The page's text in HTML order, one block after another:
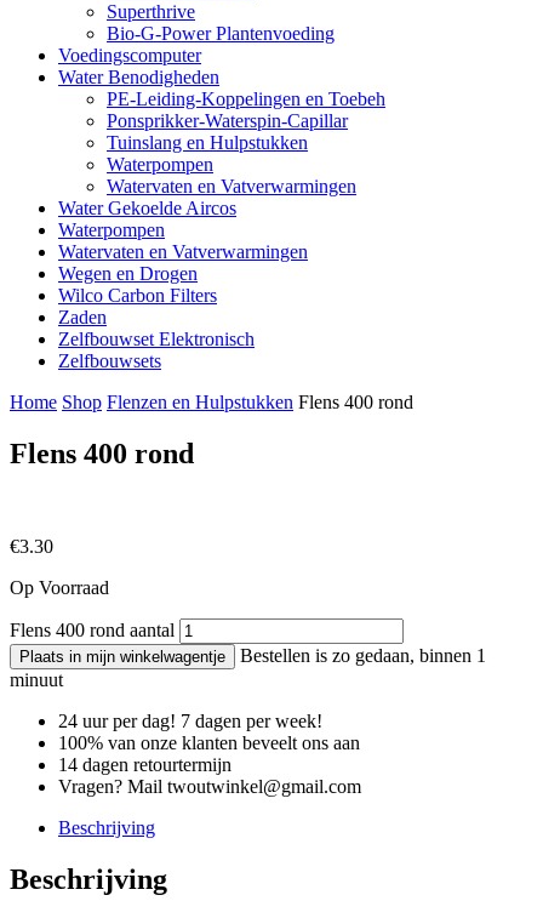
Superthrive
Bio-G-Power Plantenvoeding
Voedingscomputer
Water Benodigheden
PE-Leiding-Koppelingen en Toebeh
Ponsprikker-Waterspin-Capillar
Tuinslang en Hulpstukken
Waterpompen
Watervaten en Vatverwarmingen
Water Gekoelde Aircos
Waterpompen
Watervaten en Vatverwarmingen
Wegen en Drogen
Wilco Carbon Filters
Zaden
Zelfbouwset Elektronisch
Zelfbouwsets
Home Shop Flenzen en Hulpstukken Flens 400 rond
Flens 400 rond
€3.30
Op Voorraad
Flens 400 rond aantal
Plaats in mijn winkelwagentje
Bestellen is zo gedaan, binnen 1
minuut
24 uur per dag! 7 dagen per week!
100% van onze klanten beveelt ons aan
14 dagen retourtermijn
Vragen? Mail twoutwinkel@gmail.com
Beschrijving
Beschrijving